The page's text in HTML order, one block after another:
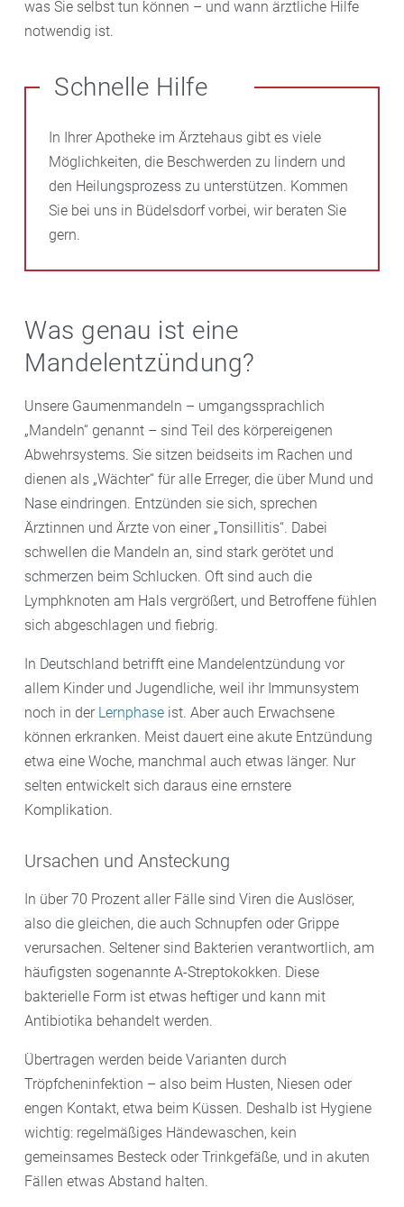
was Sie selbst tun können – und wann ärztliche Hilfe
notwendig ist.
Schnelle Hilfe
In Ihrer Apotheke im Ärztehaus gibt es viele
Möglichkeiten, die Beschwerden zu lindern und
den Heilungsprozess zu unterstützen. Kommen
Sie bei uns in Büdelsdorf vorbei, wir beraten Sie
gern.
Was genau ist eine
Mandelentzündung?
Unsere Gaumenmandeln – umgangssprachlich
„Mandeln“ genannt – sind Teil des körpereigenen
Abwehrsystems. Sie sitzen beidseits im Rachen und
dienen als „Wächter“ für alle Erreger, die über Mund und
Nase eindringen. Entzünden sie sich, sprechen
Ärztinnen und Ärzte von einer „Tonsillitis“. Dabei
schwellen die Mandeln an, sind stark gerötet und
schmerzen beim Schlucken. Oft sind auch die
Lymphknoten am Hals vergrößert, und Betroffene fühlen
sich abgeschlagen und fiebrig.
In Deutschland betrifft eine Mandelentzündung vor
allem Kinder und Jugendliche, weil ihr Immunsystem
noch in der Lernphase ist. Aber auch Erwachsene
können erkranken. Meist dauert eine akute Entzündung
etwa eine Woche, manchmal auch etwas länger. Nur
selten entwickelt sich daraus eine ernstere
Komplikation.
Ursachen und Ansteckung
In über 70 Prozent aller Fälle sind Viren die Auslöser,
also die gleichen, die auch Schnupfen oder Grippe
verursachen. Seltener sind Bakterien verantwortlich, am
häufigsten sogenannte A-Streptokokken. Diese
bakterielle Form ist etwas heftiger und kann mit
Antibiotika behandelt werden.
Übertragen werden beide Varianten durch
Tröpfcheninfektion – also beim Husten, Niesen oder
engen Kontakt, etwa beim Küssen. Deshalb ist Hygiene
wichtig: regelmäßiges Händewaschen, kein
gemeinsames Besteck oder Trinkgefäße, und in akuten
Fällen etwas Abstand halten.